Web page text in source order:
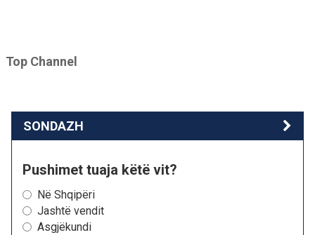
Top Channel
SONDAZH
Pushimet tuaja këtë vit?
Në Shqipëri
Jashtë vendit
Asgjëkundi